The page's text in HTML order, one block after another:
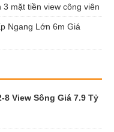
mặt tiền view công viên
Ngang Lớn 6m Giá
8 View Sông Giá 7.9 Tỷ